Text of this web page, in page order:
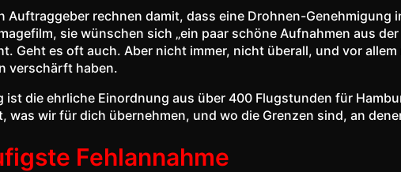
Auftraggeber rechnen damit, dass eine Drohnen-Genehmigung
sie wünschen sich „ein paar schöne Aufnahmen aus
Geht es oft auch. Aber nicht immer, nicht überall, und vor
verschärft haben.
ist die ehrliche Einordnung aus über 400 Flugstunden für
was wir für dich übernehmen, und wo die Grenzen sind, an
Fehlannahme